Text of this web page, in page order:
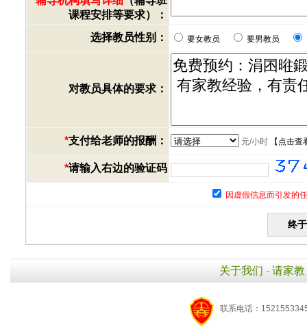
课程安排等要求）：
选择教员性别：
要女教员 要男教员
对教员具体的要求：
*支付给老师的报酬： 元/小时【 点击查
*请输入右边的验证码
因虚假信息而引发的
关于我们 - 请家教
联系电话：